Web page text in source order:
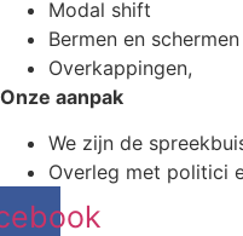
Modal shift
Bermen en schermen
Overkappingen,
Onze aanpak
We zijn de
Overleg met politici